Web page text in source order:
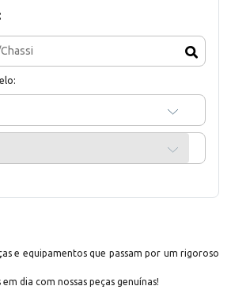
e equipamentos que passam por um rigoroso
dia com nossas peças genuínas!